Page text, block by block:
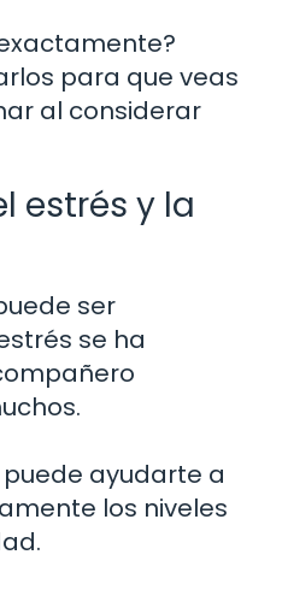
para que veas
al considerar
estrés y la
ser
se ha
ayudarte a
los niveles